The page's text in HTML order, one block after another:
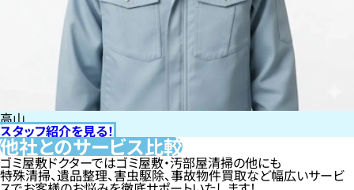
高山
スタッフ紹介を見る！
他社とのサービス比較
ゴミ屋敷ドクターではゴミ屋敷・汚部屋清掃の他にも
特殊清掃、遺品整理、害虫駆除、事故物件買取など幅広いサービ